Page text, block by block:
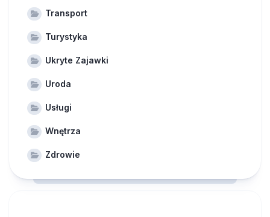
Transport
Turystyka
Ukryte Zajawki
Uroda
Usługi
Wnętrza
Zdrowie